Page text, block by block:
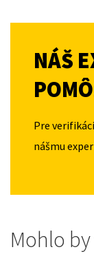
NÁŠ
Pre
nášmu
Mohlo